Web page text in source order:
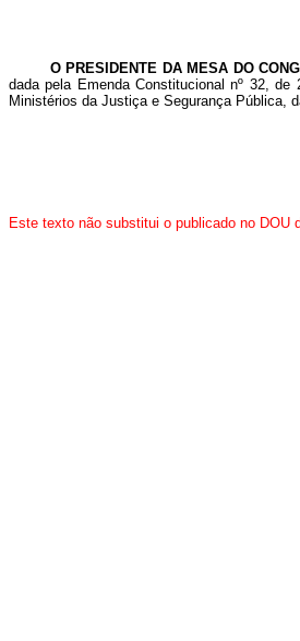
O PRESIDENTE DA MESA DO
dada pela Emenda Constitucional nº 32, de
Ministérios da Justiça e Segurança Pública,
Este texto não substitui o publicado no DOU